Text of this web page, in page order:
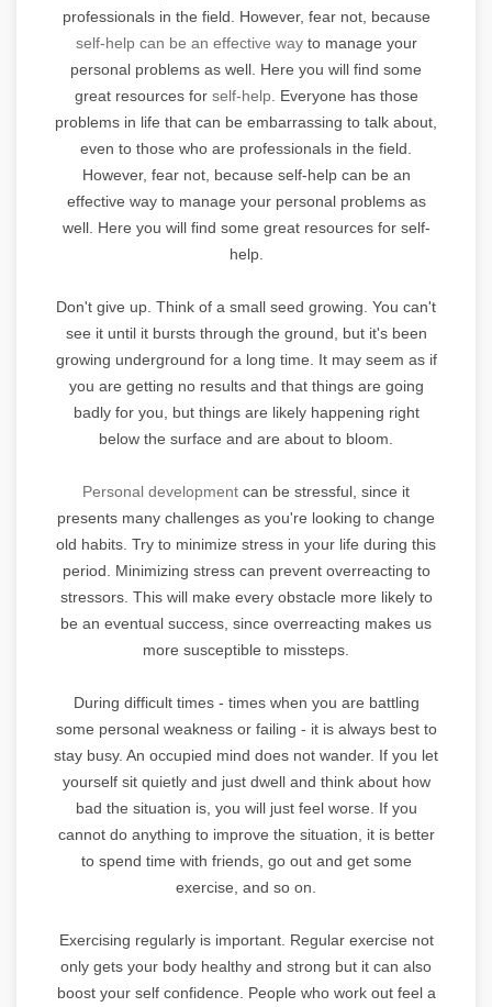
professionals in the field. However, fear not, because
self-help can be an effective wayto manage your
personal problems as well. Here you will find some
great resources for self-help. Everyone has those
problems in life that can be embarrassing to talk about,
even to those who are professionals in the field.
However, fear not, because self-help can be an
effective way to manage your personal problems as
well. Here you will find some great resources for self-
help.
Don't give up. Think of a small seed growing. You can't
see it until it bursts through the ground, but it's been
growing underground for a long time. It may seem as if
you are getting no results and that things are going
badly for you, but things are likely happening right
below the surface and are about to bloom.
Personal development can be stressful, since it
presents many challenges as you're looking to change
old habits. Try to minimize stress in your life during this
period. Minimizing stress can prevent overreacting to
stressors. This will make every obstacle more likely to
be an eventual success, since overreacting makes us
more susceptible to missteps.
During difficult times - times when you are battling
some personal weakness or failing - it is always best to
stay busy. An occupied mind does not wander. If you let
yourself sit quietly and just dwell and think about how
bad the situation is, you will just feel worse. If you
cannot do anything to improve the situation, it is better
to spend time with friends, go out and get some
exercise, and so on.
Exercising regularly is important. Regular exercise not
only gets your body healthy and strong but it can also
boost your self confidence. People who work out feel a